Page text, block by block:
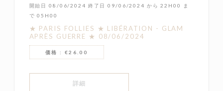
開始日 08/06/2024 終了日 09/06/2024 から 22H00 ま
で 05H00
★ PARIS FOLLIES ★ LIBÉRATION - GLAM
APRÈS GUERRE ★ 08/06/2024
価格 : €26.00
詳細